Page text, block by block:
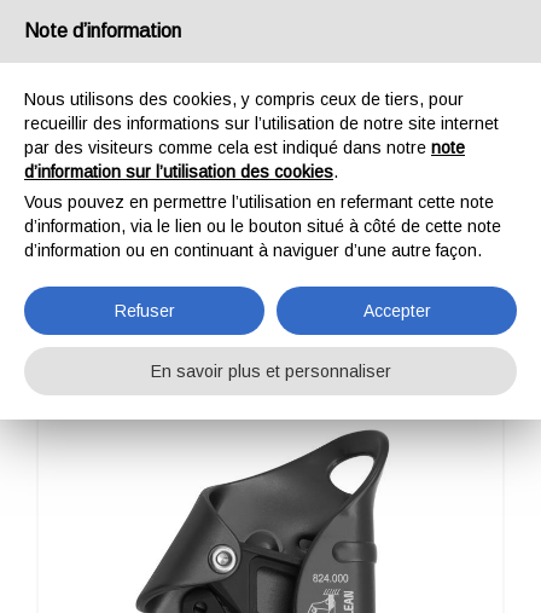
CAM CLEAN
Note d’information
Nous utilisons des cookies, y compris ceux de tiers, pour
recueillir des informations sur l’utilisation de notre site internet
par des visiteurs comme cela est indiqué dans notre note
d’information sur l’utilisation des cookies.
Vous pouvez en permettre l’utilisation en refermant cette note
d’information, via le lien ou le bouton situé à côté de cette note
d’information ou en continuant à naviguer d’une autre façon.
Refuser Accepter
En savoir plus et personnaliser